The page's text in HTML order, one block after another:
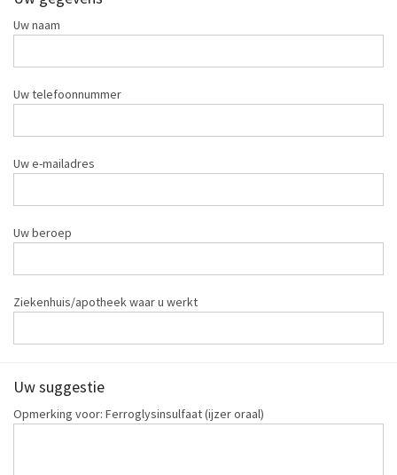
Uw naam
Uw telefoonnummer
Uw e-mailadres
Uw beroep
Ziekenhuis/apotheek waar u werkt
Uw suggestie
Opmerking voor: Ferroglysinsulfaat (ijzer oraal)